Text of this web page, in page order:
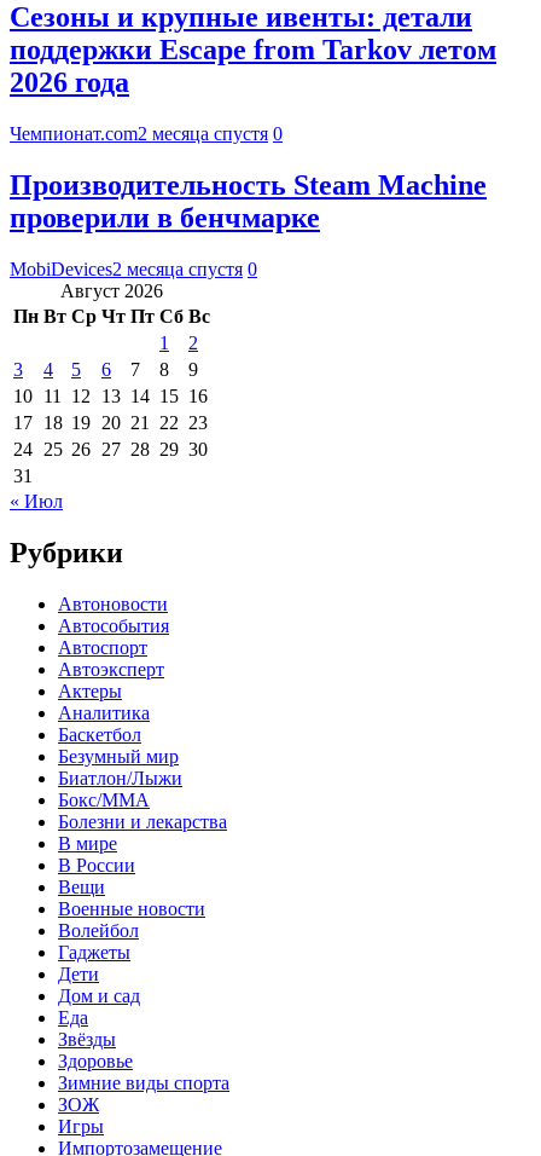
Сезоны и крупные ивенты: детали
поддержки Escape from Tarkov летом
2026 года
Чемпионат.com2 месяца спустя 0
Производительность Steam Machine
проверили в бенчмарке
MobiDevices2 месяца спустя 0
Август 2026
Пн Вт Ср Чт Пт Сб Вс
1
2
3
4 5 6 7 8
9
10 11 12 13 14 15 16
17 18 19 20 21 22 23
24 25 26 27 28 29 30
31
« Июл
Рубрики
Автоновости
Автособытия
Автоспорт
Автоэксперт
Актеры
Аналитика
Баскетбол
Безумный мир
Биатлон/Лыжи
Бокс/MMA
Болезни и лекарства
В мире
В России
Вещи
Военные новости
Волейбол
Гаджеты
Дети
Дом и сад
Еда
Звёзды
Здоровье
Зимние виды спорта
ЗОЖ
Игры
Импортозамещение